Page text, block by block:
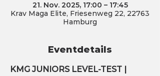
21. Nov. 2025, 17:00 – 17:45
Krav Maga Elite, Friesenweg 22, 22763
Hamburg
Eventdetails
KMG JUNIORS LEVEL-TEST |